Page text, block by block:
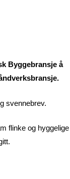
Byggebransje å
svennebrev.
flinke og hyggelige